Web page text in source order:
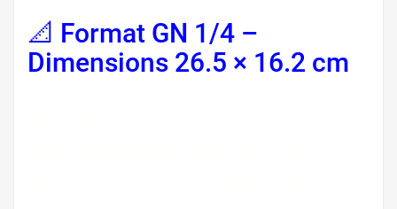
📐 Format GN 1/4 –
Dimensions 26.5 × 16.2 cm